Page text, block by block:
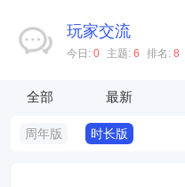
玩家交流
今日: 0 主题: 6 排名: 8
全部 最新
周年版 时长版